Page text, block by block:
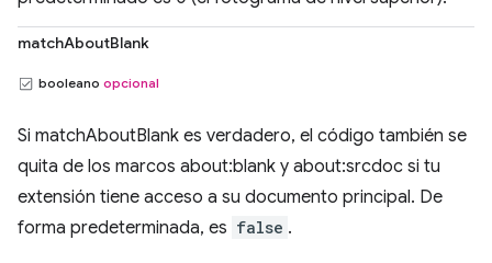
matchAboutBlank
booleano opcional
Si matchAboutBlank es verdadero, el código también se
quita de los marcos about:blank y about:srcdoc si tu
extensión tiene acceso a su documento principal. De
forma predeterminada, es false .